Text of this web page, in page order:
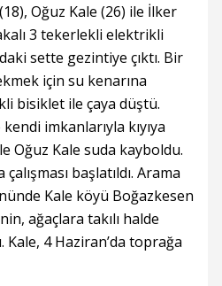
Oğuz Kale (26) ile İlker
3 tekerlekli elektrikli
sette gezintiye çıktı. Bir
için su kenarına
bisiklet ile çaya düştü.
imkanlarıyla kıyıya
Oğuz Kale suda kayboldu.
başlatıldı. Arama
Kale köyü Boğazkesen
ağaçlara takılı halde
Kale, 4 Haziran’da toprağa